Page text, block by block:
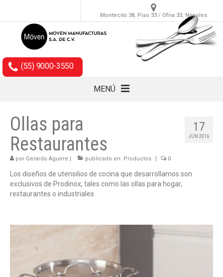
Montecito 38, Piso 33 / Ofna 33, Nápoles
(55) 9000-3550
MENÚ
Cubiertos
Accesorios
Empaques
17
JUN 2016
Ollas para
Restaurantes
por Gerardo Aguirre | publicado en: Productos | 0
Los diseños de utensilios de cocina que desarrollamos son
exclusivos de Prodinox, tales como las ollas para hogar,
restaurantes o industriales.